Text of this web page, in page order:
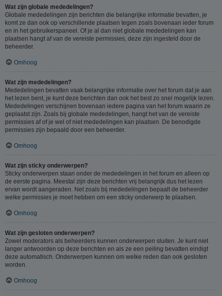
Wat zijn globale mededelingen?
Globale mededelingen zijn berichten die belangrijke informatie bevatten, je
komt ze dan ook op verschillende plaatsen tegen zoals bovenaan ieder forum
en in het gebruikerspaneel. Of je al dan niet globale mededelingen kan
plaatsen hangt af van de vereiste permissies, deze zijn ingesteld door de
beheerder.
Omhoog
Wat zijn mededelingen?
Mededelingen bevatten vaak belangrijke informatie over het forum dat je aan
het lezen bent, je kunt deze berichten dan ook het best zo snel mogelijk lezen.
Mededelingen verschijnen bovenaan iedere pagina van het forum waarin ze
geplaatst zijn. Zoals bij globale mededelingen, hangt het van de vereiste
permissies af of je wel of niet mededelingen kan plaatsen. De benodigde
permissies zijn bepaald door een beheerder.
Omhoog
Wat zijn sticky onderwerpen?
Sticky onderwerpen staan onder de mededelingen in het forum en alleen op
de eerste pagina. Meestal zijn deze berichten vrij belangrijk dus het lezen
ervan wordt aangeraden. Net zoals bij mededelingen bepaalt de beheerder
welke permissies je moet hebben om een sticky onderwerp te plaatsen.
Omhoog
Wat zijn gesloten onderwerpen?
Zowel moderators als beheerders kunnen onderwerpen sluiten. Je kunt niet
langer antwoorden op deze berichten en als ze een peiling bevatten eindigt
deze automatisch. Onderwerpen kunnen om welke reden dan ook gesloten
worden.
Omhoog